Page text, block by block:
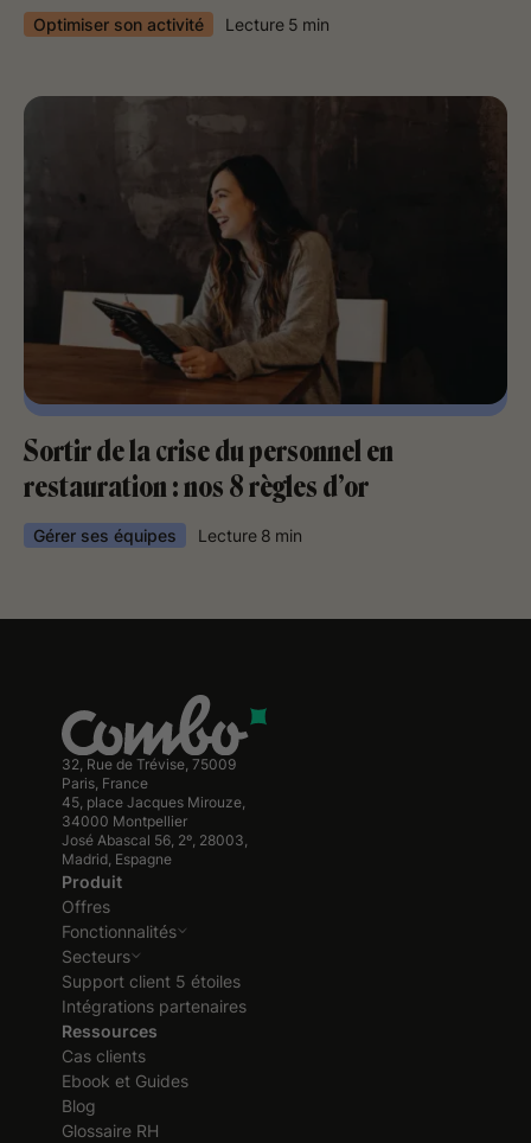
Optimiser son activité Lecture 5 min
Sortir de la crise du personnel en
restauration : nos 8 règles d’or
Gérer ses équipes Lecture 8 min
32, Rue de Trévise, 75009
Paris, France
45, place Jacques Mirouze,
34000 Montpellier
José Abascal 56, 2º, 28003,
Madrid, Espagne
Produit
Offres
Fonctionnalités
Secteurs
Support client 5 étoiles
Intégrations partenaires
Ressources
Cas clients
Ebook et Guides
Blog
Glossaire RH